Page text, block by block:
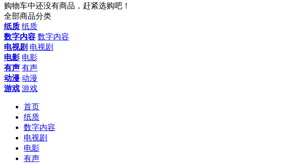
购物车中还没有商品，赶紧选购吧！
全部商品分类
纸质 纸质
数字内容 数字内容
电视剧 电视剧
电影 电影
有声 有声
动漫 动漫
游戏 游戏
首页
纸质
数字内容
电视剧
电影
有声